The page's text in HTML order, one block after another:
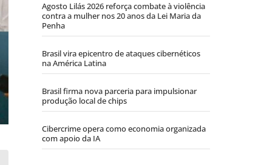
Agosto Lilás 2026 reforça combate à violência
contra a mulher nos 20 anos da Lei Maria da
Penha
Brasil vira epicentro de ataques cibernéticos
na América Latina
Brasil firma nova parceria para impulsionar
produção local de chips
Cibercrime opera como economia organizada
com apoio da IA